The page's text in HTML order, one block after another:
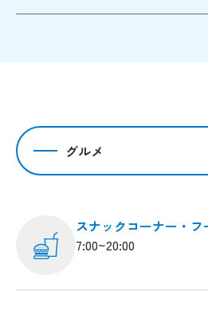
グルメ
スナックコーナー・フ
7:00~20:00